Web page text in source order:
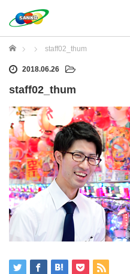
ホーム staff02_thum
2018.06.26
staff02_thum